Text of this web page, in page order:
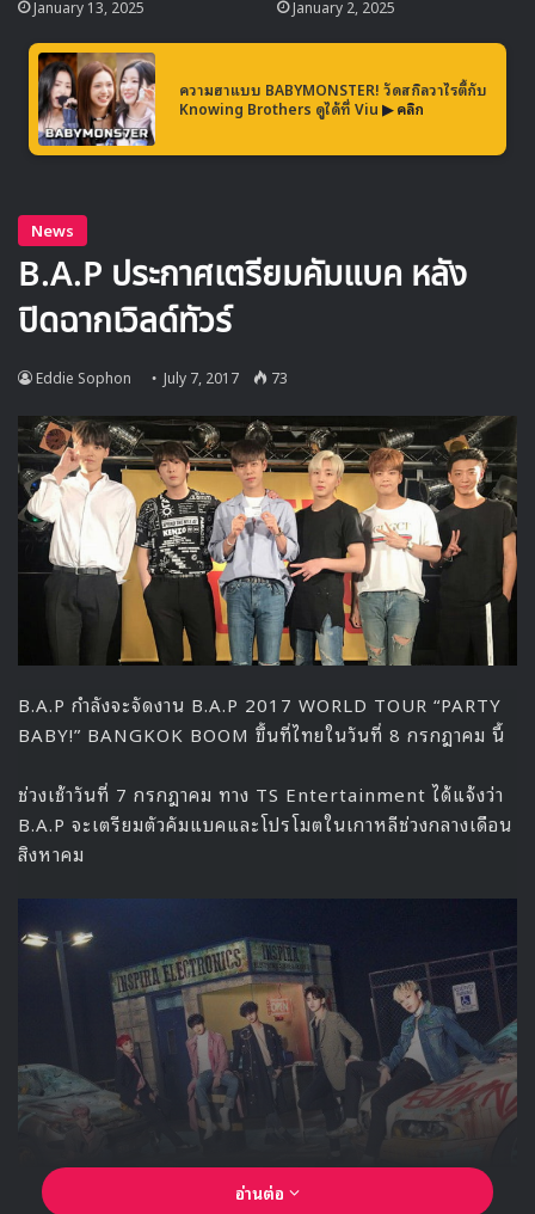
ติดตามรายการ Park Jinyoung’s Party People กับแขกรับ
เชิญคนแรก อีฮโยริ ได้ช่วงกลางเดือน กรกฎาคม นี้ ทาง SBS
Party People
January 13, 2025 January 2, 2025
ความฮาแบบ BABYMONSTER! วัดสกิลวาไรตี้กับ
Knowing Brothers ดูได้ที่ Viu ▶ คลิก